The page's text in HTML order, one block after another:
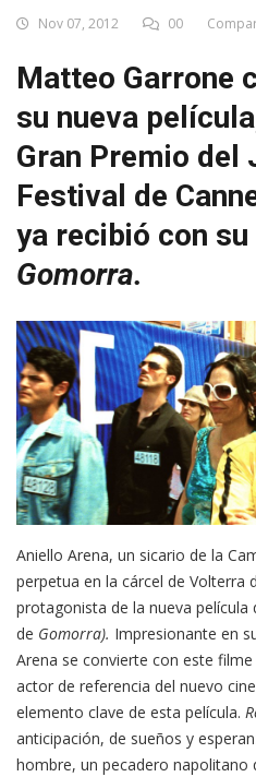
Nov 07, 2012 00
Matteo Garrone
su nueva
Gran Premio del
Festival de
ya recibió con
Gomorra.
Aniello Arena, un sicario de la
perpetua en la cárcel de Volterra
protagonista de la nueva
de Gomorra). Impresionante en
Arena se convierte con este
actor de referencia del nuevo
elemento clave de esta película.
anticipación, de sueños y
hombre, un pecadero napolitano